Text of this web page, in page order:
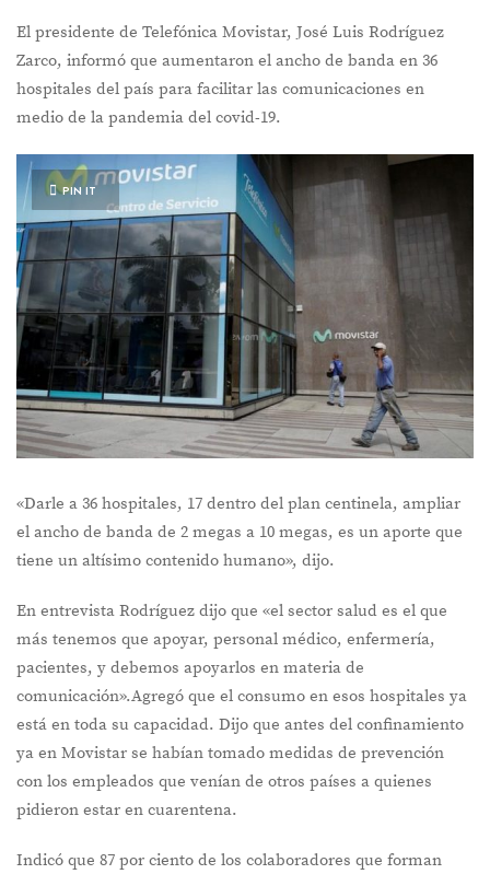
El presidente de Telefónica Movistar, José Luis Rodríguez
Zarco, informó que aumentaron el ancho de banda en 36
hospitales del país para facilitar las comunicaciones en
medio de la pandemia del covid-19.
PIN IT
«Darle a 36 hospitales, 17 dentro del plan centinela, ampliar
el ancho de banda de 2 megas a 10 megas, es un aporte que
tiene un altísimo contenido humano», dijo.
En entrevista Rodríguez dijo que «el sector salud es el que
más tenemos que apoyar, personal médico, enfermería,
pacientes, y debemos apoyarlos en materia de
comunicación».Agregó que el consumo en esos hospitales ya
está en toda su capacidad. Dijo que antes del confinamiento
ya en Movistar se habían tomado medidas de prevención
con los empleados que venían de otros países a quienes
pidieron estar en cuarentena.
Indicó que 87 por ciento de los colaboradores que forman